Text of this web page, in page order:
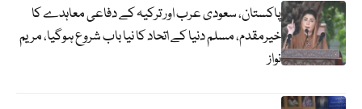
پاکستان، سعودی عرب اور ترکیہ کے دفاعی معاہدے کا
خیرمقدم، مسلم دنیا کے اتحاد کا نیا باب شروع ہوگیا، مریم
نواز